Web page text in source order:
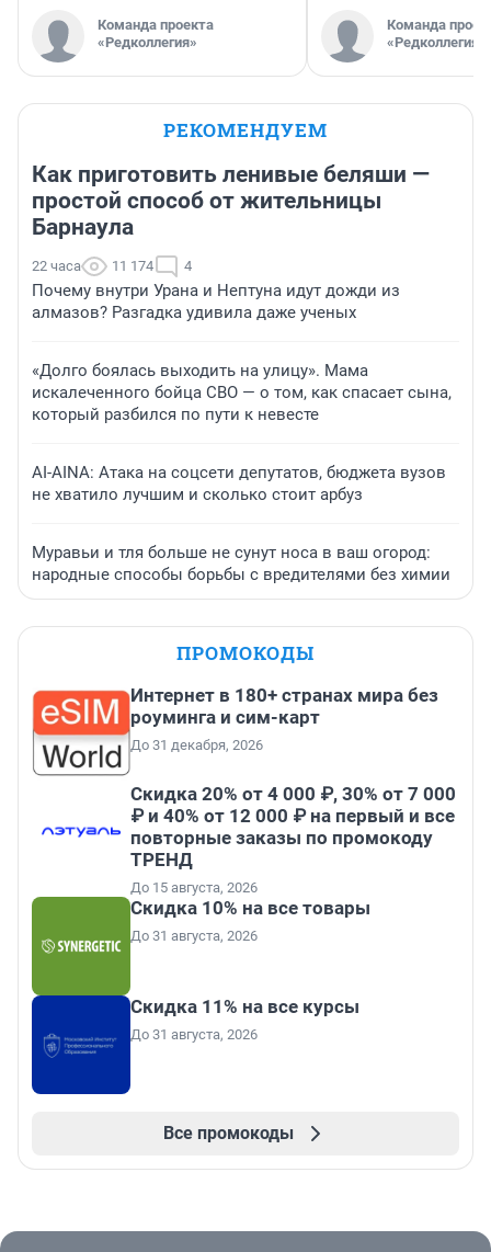
Команда проекта
«Редколлегия»
Команда
«Редколлегия»
РЕКОМЕНДУЕМ
Как приготовить ленивые беляши —
простой способ от жительницы
Барнаула
22 часа 11 174 4
Почему внутри Урана и Нептуна идут дожди из
алмазов? Разгадка удивила даже ученых
«Долго боялась выходить на улицу». Мама
искалеченного бойца СВО — о том, как спасает сына,
который разбился по пути к невесте
AI-AINA: Атака на соцсети депутатов, бюджета вузов
не хватило лучшим и сколько стоит арбуз
Муравьи и тля больше не сунут носа в ваш огород:
народные способы борьбы с вредителями без химии
ПРОМОКОДЫ
Интернет в 180+ странах мира без
роуминга и сим-карт
До 31 декабря, 2026
Скидка 20% от 4 000 ₽, 30% от 7 000
₽ и 40% от 12 000 ₽ на первый и все
повторные заказы по промокоду
ТРЕНД
До 15 августа, 2026
Скидка 10% на все товары
До 31 августа, 2026
Скидка 11% на все курсы
До 31 августа, 2026
Все промокоды